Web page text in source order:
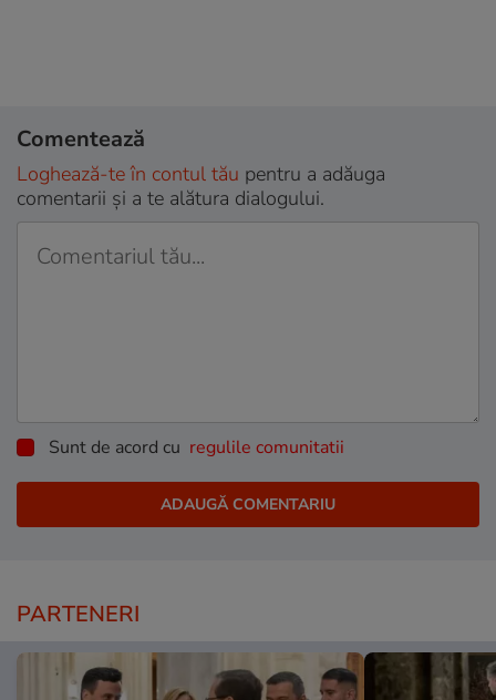
Comentează
Loghează-te în contul tău pentru a adăuga
comentarii și a te alătura dialogului.
Sunt de acord cu regulile comunitatii
PARTENERI